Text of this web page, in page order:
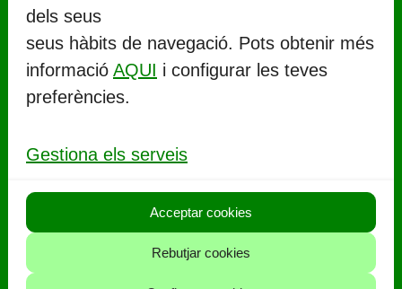
dels seus
seus hàbits de navegació. Pots obtenir més
informació AQUI i configurar les teves
preferències.
Gestiona els serveis
Acceptar cookies
Rebutjar cookies
Ajuntament de Llorenç del Penedès
Rambla Marinada, 27 (
977 67 71 06